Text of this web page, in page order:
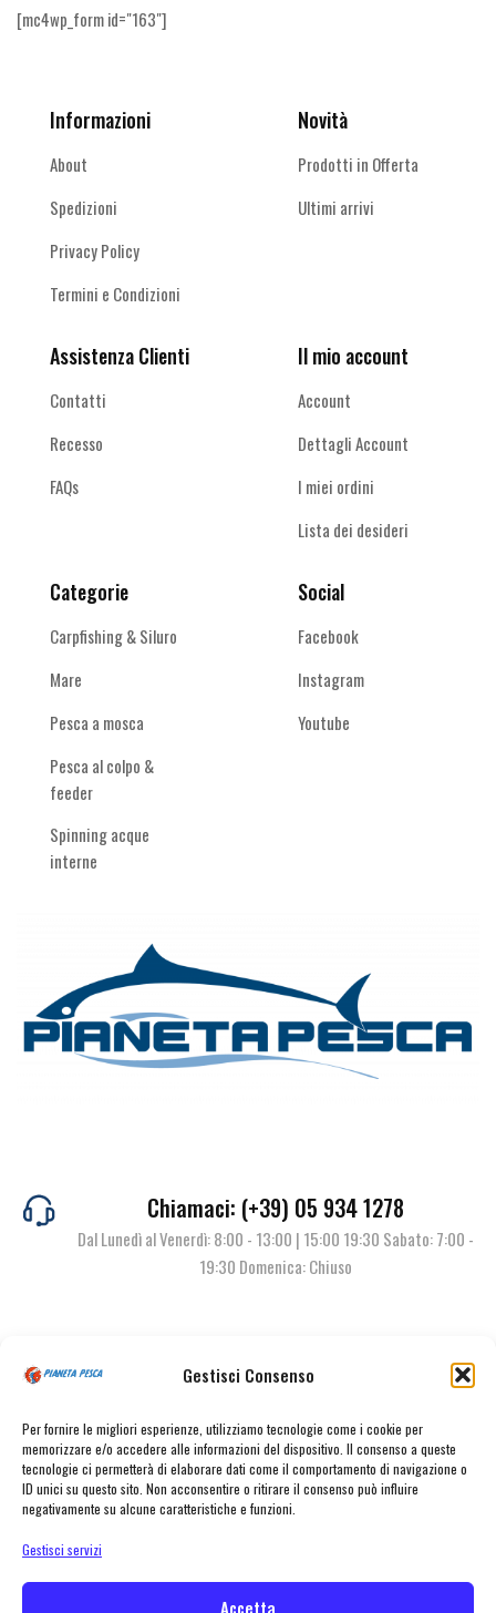
Gestisci Consenso
Per fornire le migliori esperienze, utilizziamo tecnologie come i cookie per
memorizzare e/o accedere alle informazioni del dispositivo. Il consenso a queste
tecnologie ci permetterà di elaborare dati come il comportamento di navigazione o
ID unici su questo sito. Non acconsentire o ritirare il consenso può influire
negativamente su alcune caratteristiche e funzioni.
Gestisci servizi
Accetta
[mc4wp_form id="163"]
Informazioni
About
Spedizioni
Privacy Policy
Termini e Condizioni
Novità
Prodotti in Offerta
Ultimi arrivi
Assistenza Clienti
Contatti
Recesso
FAQs
Il mio account
Account
Dettagli Account
I miei ordini
Lista dei desideri
Categorie
Carpfishing & Siluro
Mare
Pesca a mosca
Pesca al colpo &
feeder
Spinning acque
interne
Social
Facebook
Instagram
Youtube
Chiamaci: (+39) 05 934 1278
Dal Lunedì al Venerdì: 8:00 - 13:00 | 15:00 19:30 Sabato: 7:00 -
19:30 Domenica: Chiuso
02141860367 | Tel. 059 341278 | info@pianetapesca.it